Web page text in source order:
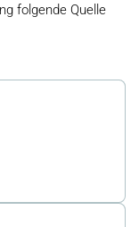
folgende Quelle